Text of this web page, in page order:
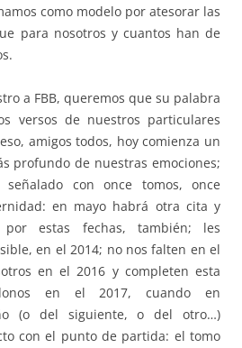
como modelo por atesorar las
para nosotros y cuantos han de
a FBB, queremos que su palabra
versos de nuestros particulares
amigos todos, hoy comienza un
profundo de nuestras emociones;
con once tomos, once
en mayo habrá otra cita y
estas fechas, también; les
en el 2014; no nos falten en el
en el 2016 y completen esta
en el 2017, cuando en
(o del siguiente, o del otro…)
con el punto de partida: el tomo